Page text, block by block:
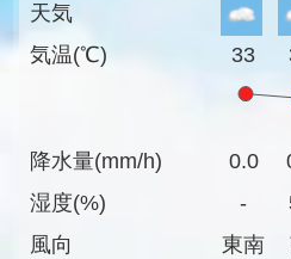
天気
気温(℃)
降水量(mm/h)
湿度(%)
風向
33
0.0
-
東南